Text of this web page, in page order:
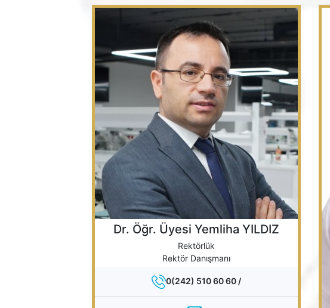
Dr. Öğr. Üyesi Yemliha YILDIZ
Rektörlük
Rektör Danışmanı
0(242) 510 60 60 /